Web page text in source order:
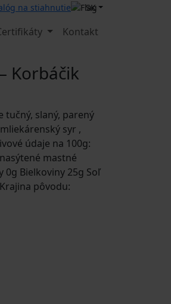
na stiahnutie SK
Kontakt
Korbáčik
tučný, slaný, parený
syr ,
údaje na 100g:
mastné
0g Bielkoviny 25g Soľ
pôvodu: